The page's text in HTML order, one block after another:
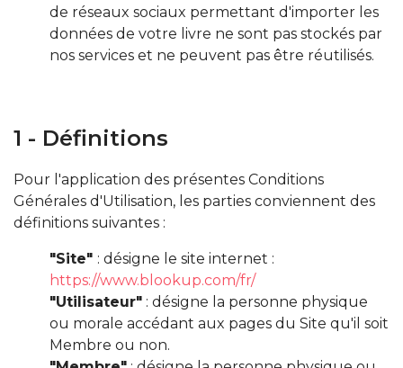
de réseaux sociaux permettant d'importer les
données de votre livre ne sont pas stockés par
nos services et ne peuvent pas être réutilisés.
1 - Définitions
Pour l'application des présentes Conditions
Générales d'Utilisation, les parties conviennent des
définitions suivantes :
"Site" : désigne le site internet :
https://www.blookup.com/fr/
"Utilisateur" : désigne la personne physique
ou morale accédant aux pages du Site qu'il soit
Membre ou non.